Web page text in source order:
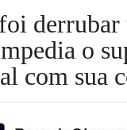
o
com sua